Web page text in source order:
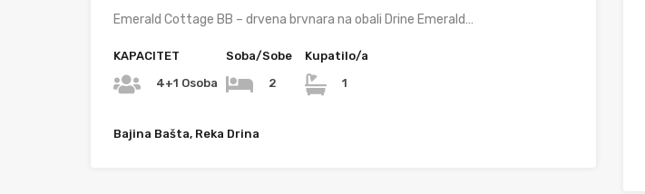
Emerald Cottage BB – drvena brvnara na obali Drine Emerald…
KAPACITET
4+1 Osoba
Soba/Sobe
2
Kupatilo/a
1
Bajina Bašta, Reka Drina